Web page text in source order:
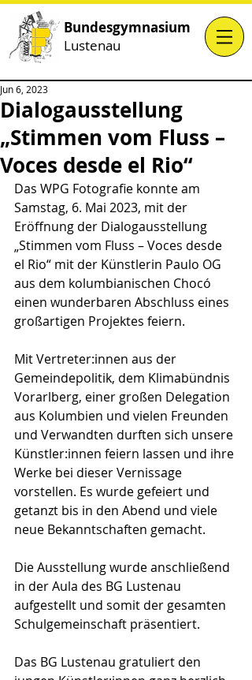
Bundesgymnasium
Lustenau
Dialogausstellung
„Stimmen vom Fluss –
Voces desde el Rio“
Jun 6, 2023
Das WPG Fotografie konnte am
Samstag, 6. Mai 2023, mit der
Eröffnung der Dialogausstellung
„Stimmen vom Fluss – Voces desde
el Rio“ mit der Künstlerin Paulo OG
aus dem kolumbianischen Chocó
einen wunderbaren Abschluss eines
großartigen Projektes feiern.
Mit Vertreter:innen aus der
Gemeindepolitik, dem Klimabündnis
Vorarlberg, einer großen Delegation
aus Kolumbien und vielen Freunden
und Verwandten durften sich unsere
Künstler:innen feiern lassen und ihre
Werke bei dieser Vernissage
vorstellen. Es wurde gefeiert und
getanzt bis in den Abend und viele
neue Bekanntschaften gemacht.
Die Ausstellung wurde anschließend
in der Aula des BG Lustenau
aufgestellt und somit der gesamten
Schulgemeinschaft präsentiert.
Das BG Lustenau gratuliert den